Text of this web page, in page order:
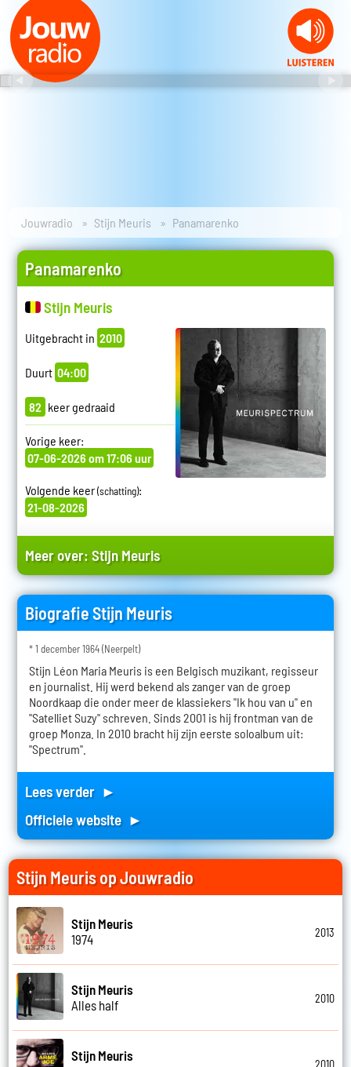
Jouwradio Stijn Meuris Panamarenko
Panamarenko
Stijn Meuris
Uitgebracht in 2010
Duurt 04:00
82 keer gedraaid
Vorige keer:
07-06-2026 om 17:06 uur
Volgende keer(schatting):
21-08-2026
Meer over:Stijn Meuris
Biografie Stijn Meuris
* 1 december 1964 (Neerpelt)
Stijn Léon Maria Meuris is een Belgisch muzikant, regisseur
en journalist. Hij werd bekend als zanger van de groep
Noordkaap die onder meer de klassiekers "Ik hou van u" en
"Satelliet Suzy" schreven. Sinds 2001 is hij frontman van de
groep Monza. In 2010 bracht hij zijn eerste soloalbum uit:
"Spectrum".
Lees verder ►
Officiele website ►
Stijn Meuris op Jouwradio
Stijn Meuris
1974
2013
Stijn Meuris
Alles half
2010
Stijn Meuris
2010